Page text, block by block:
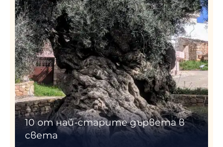
10 от най-старите дървета в
света